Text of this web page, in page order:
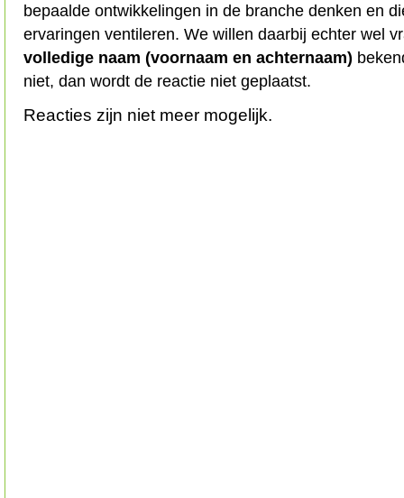
bepaalde ontwikkelingen in de branche denken en
ervaringen ventileren. We willen daarbij echter wel
volledige naam (voornaam en achternaam)
niet, dan wordt de reactie niet geplaatst.
Reacties zijn niet meer mogelijk.